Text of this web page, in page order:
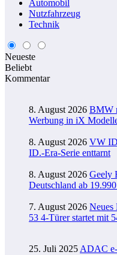
Automobil
Nutzfahrzeug
Technik
Neueste
Beliebt
Kommentar
8. August 2026 BMW
Werbung in iX
8. August 2026 VW
ID.-Era-Serie enttarnt
8. August 2026 Geely
Deutschland ab
7. August 2026 Neues
53 4-Türer startet mit
25. Juli 2025 ADAC